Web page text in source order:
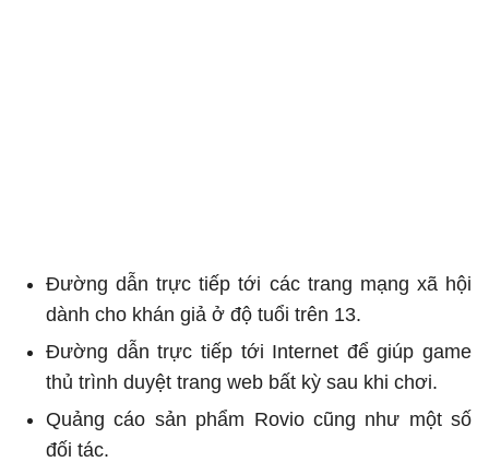
Đường dẫn trực tiếp tới các trang mạng xã hội
dành cho khán giả ở độ tuổi trên 13.
Đường dẫn trực tiếp tới Internet để giúp game
thủ trình duyệt trang web bất kỳ sau khi chơi.
Quảng cáo sản phẩm Rovio cũng như một số
đối tác.